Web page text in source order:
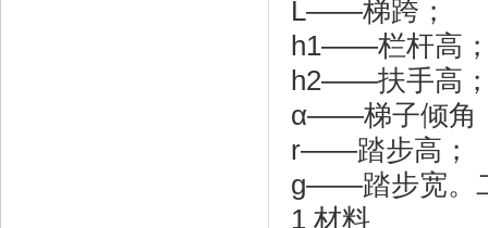
L——梯跨；
h1——栏杆高
h2——扶手高
α——梯子倾角
r——踏步高；
g——踏步宽。
1 材料